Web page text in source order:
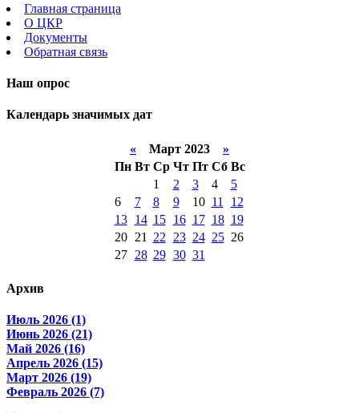
Главная страница
О ЦКР
Документы
Обратная связь
Наш опрос
Календарь значимых дат
« Март 2023 »
Пн Вт Ср Чт Пт Сб Вс
1
2 3 4
5
6
7 8 9 10 11
12
13
14 15 16 17 18 19
20
21 22 23 24 25 26
27
28 29 30 31
Архив
Июль 2026 (1)
Июнь 2026 (21)
Май 2026 (16)
Апрель 2026 (15)
Март 2026 (19)
Февраль 2026 (7)